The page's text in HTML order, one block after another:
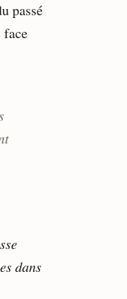
passé
face
dans